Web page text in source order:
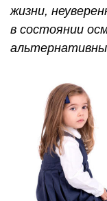
жизни,
в состоянии